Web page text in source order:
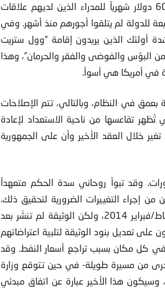
وقد برزت الشهر الماضي فضيحة حول ارتفاع بعض الأجور لتصل إلى 60000 دولار شهرياً للمدراء الذين لديهم علاقات
للدولة لم يتلقوا أجورهم منذ أشهر. وفي
في 18 حزيران/يونيو، انتقد بشدة أولئك الذين يريدون إقامة “وول ستريت
من البؤس والفوضى والفقر والحرمان”، وهذا
في أمريكا هي أسوأ.
بعمق في النظام، وبالتالي، تتم الإصلاحات
تُظهر تقاعسها من ناحية الاستعداد لإعادة
خلال العقد الأخير وأن على الجمهورية
وقد تبوأ روحاني سدة الحكم متعهداً
من إجراء التغييرات الضرورية لتحقيق ذلك.
فاللجنة المسؤولة عن صياغة “عقد البترول الإيراني” قد أنهت عملها في شباط/فبراير 2014، ولكن الوثيقة لم تنشَر بعد
تعديل بنود الوثيقة لتلبية اعتراضاتهم
في كل مكان بسبب تراجع أسعار النفط. وقد
من مسيرة طويلة- في حين تتوقع وزارة
وسيكون هذا الأخير عبارة عن اتفاق مبدئي